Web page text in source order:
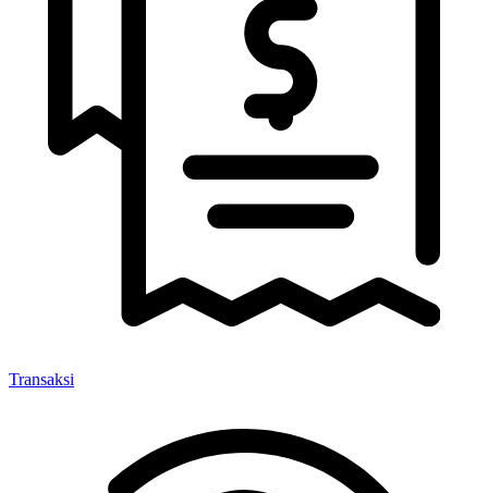
Transaksi